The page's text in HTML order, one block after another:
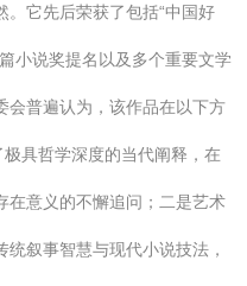
。它先后荣获了包括“中国好
小说奖提名以及多个重要文学
会普遍认为，该作品在以下方
具哲学深度的当代阐释，在
在意义的不懈追问；二是艺术
叙事智慧与现代小说技法，